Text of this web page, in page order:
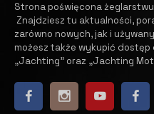
Strona poświęcona
Znajdziesz tu aktualności,
zarówno nowych, jak i
możesz także wykupić
„Jachting” oraz „Jachting